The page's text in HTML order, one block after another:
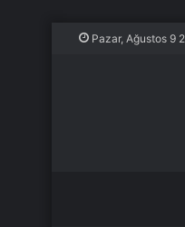
Pazar, Ağustos 9